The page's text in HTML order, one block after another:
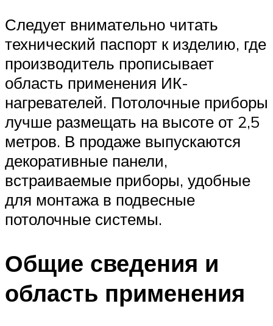
Следует внимательно читать
технический паспорт к изделию, где
производитель прописывает
область применения ИК-
нагревателей. Потолочные приборы
лучше размещать на высоте от 2,5
метров. В продаже выпускаются
декоративные панели,
встраиваемые приборы, удобные
для монтажа в подвесные
потолочные системы.
Общие сведения и
область применения